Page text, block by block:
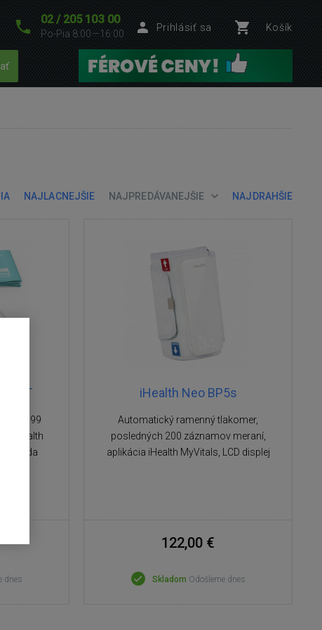
02 / 205 103 00
Po-Pia 8:00—16:00
Prihlásiť sa Košík
NAJLACNEJŠIE NAJPREDÁVANEJŠIE NAJDRAHŠIE
99
iHealth
metóda
dnes
iHealth Neo BP5s
Automatický ramenný tlakomer,
posledných 200 záznamov meraní,
aplikácia iHealth MyVitals, LCD displej
122,00 €
Skladom Odošleme dnes